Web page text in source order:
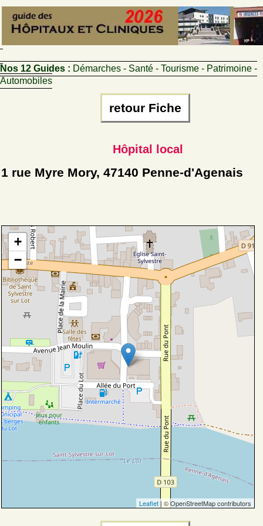
Nos 12 Guides : Démarches - Santé - Tourisme - Patrimoine -
Automobiles
retour Fiche
Hôpital local
1 rue Myre Mory, 47140 Penne-d'Agenais
+
−
Leaflet | © OpenStreetMap contributors